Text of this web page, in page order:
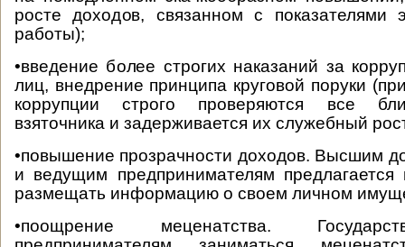
росте доходов, связанном с показателями
работы);
•введение более строгих наказаний за
лиц, внедрение принципа круговой поруки
коррупции строго проверяются все
взяточника и задерживается их служебный
•повышение прозрачности доходов. Высшим
и ведущим предпринимателям предлагается
размещать информацию о своем личном
•поощрение меценатства.